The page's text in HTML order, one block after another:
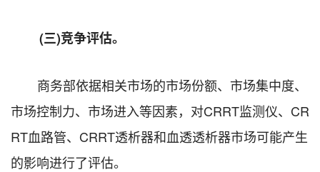
(三)竞争评估。
商务部依据相关市场的市场份额、市场集中度、
市场控制力、市场进入等因素，对CRRT监测仪、CR
RT血路管、CRRT透析器和血透透析器市场可能产生
的影响进行了评估。